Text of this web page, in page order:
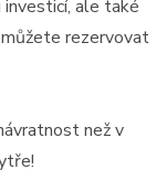
ale také
rezervovat
než v